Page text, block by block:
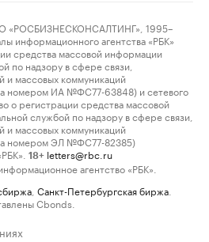
1995–
информационного агентства «РБК»
средства массовой информации
по надзору в сфере связи,
и массовых коммуникаций
номером ИА №ФС77-63848) и сетевого
о регистрации средства массовой
службой по надзору в сфере связи,
и массовых коммуникаций
номером ЭЛ №ФС77-82385)
18+ letters@rbc.ru
агентство «РБК».
Санкт-Петербургская биржа
Cbonds.